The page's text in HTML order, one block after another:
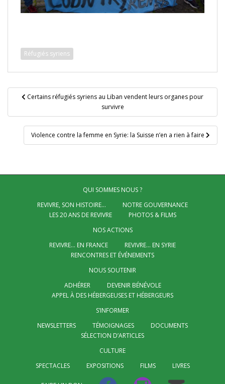
Réfugiés syriens
Navigation
l’article
Certains réfugiés syriens au Liban vendent leurs organes pour
survivre
Violence contre la femme en Syrie: la Suisse n’en a rien à faire
QUI SOMMES NOUS ?
REVIVRE, SON HISTOIRE…
NOTRE GOUVERNANCE
LES 20 ANS DE REVIVRE
PHOTOS & FILMS
NOS ACTIONS
REVIVRE… EN FRANCE
REVIVRE… EN SYRIE
RENCONTRES ET ÉVÉNEMENTS
NOUS SOUTENIR
ADHÉRER
DEVENIR BÉNÉVOLE
APPEL À DES HÉBERGEUSES ET HÉBERGEURS
S’INFORMER
NEWSLETTERS
TÉMOIGNAGES
DOCUMENTS
SÉLECTION D’ARTICLES
CULTURE
SPECTACLES
EXPOSITIONS FILMS LIVRES